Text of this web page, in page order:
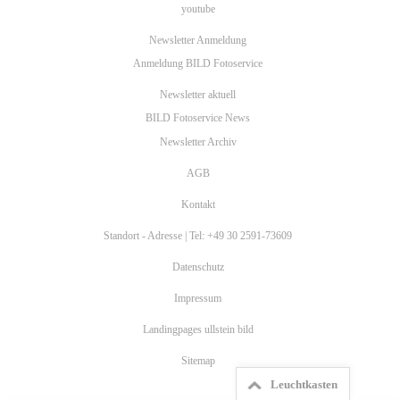
youtube
Newsletter Anmeldung
Anmeldung BILD Fotoservice
Newsletter aktuell
BILD Fotoservice News
Newsletter Archiv
AGB
Kontakt
Standort - Adresse | Tel: +49 30 2591-73609
Datenschutz
Impressum
Landingpages ullstein bild
Sitemap
Leuchtkasten